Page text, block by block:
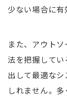
少ない場合に有
また、アウト
法を把握してい
出して最適な
しれません。